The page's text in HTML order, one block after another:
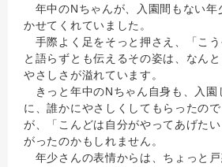
年中のNちゃんが、入園間もない年
かせてくれていました。
手際よく足をそっと押さえ、「こう
と語らずとも伝えるその姿は、なん
やさしさが溢れています。
きっと年中のNちゃん自身も、入園
に、誰かにやさしくしてもらったの
が、「こんどは自分がやってあげた
がったのかもしれません。
年少さんの表情からは、ちょっと戸